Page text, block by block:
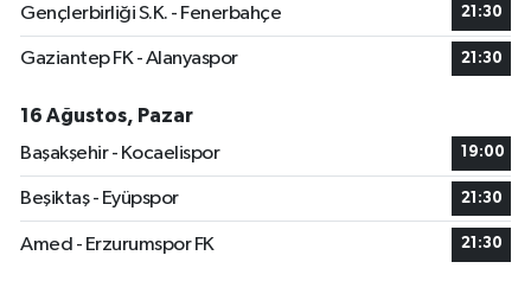
Gençlerbirliği S.K. - Fenerbahçe 21:30
Gaziantep FK - Alanyaspor 21:30
16 Ağustos, Pazar
Başakşehir - Kocaelispor
19:00
Beşiktaş - Eyüpspor 21:30
Amed - Erzurumspor FK 21:30